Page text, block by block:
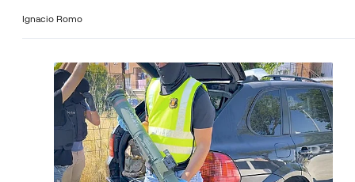
Ignacio Romo